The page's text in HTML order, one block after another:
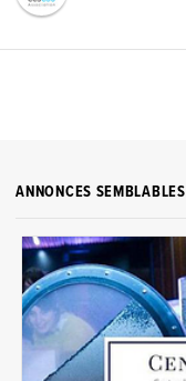
ANNONCES SEMBLABLES